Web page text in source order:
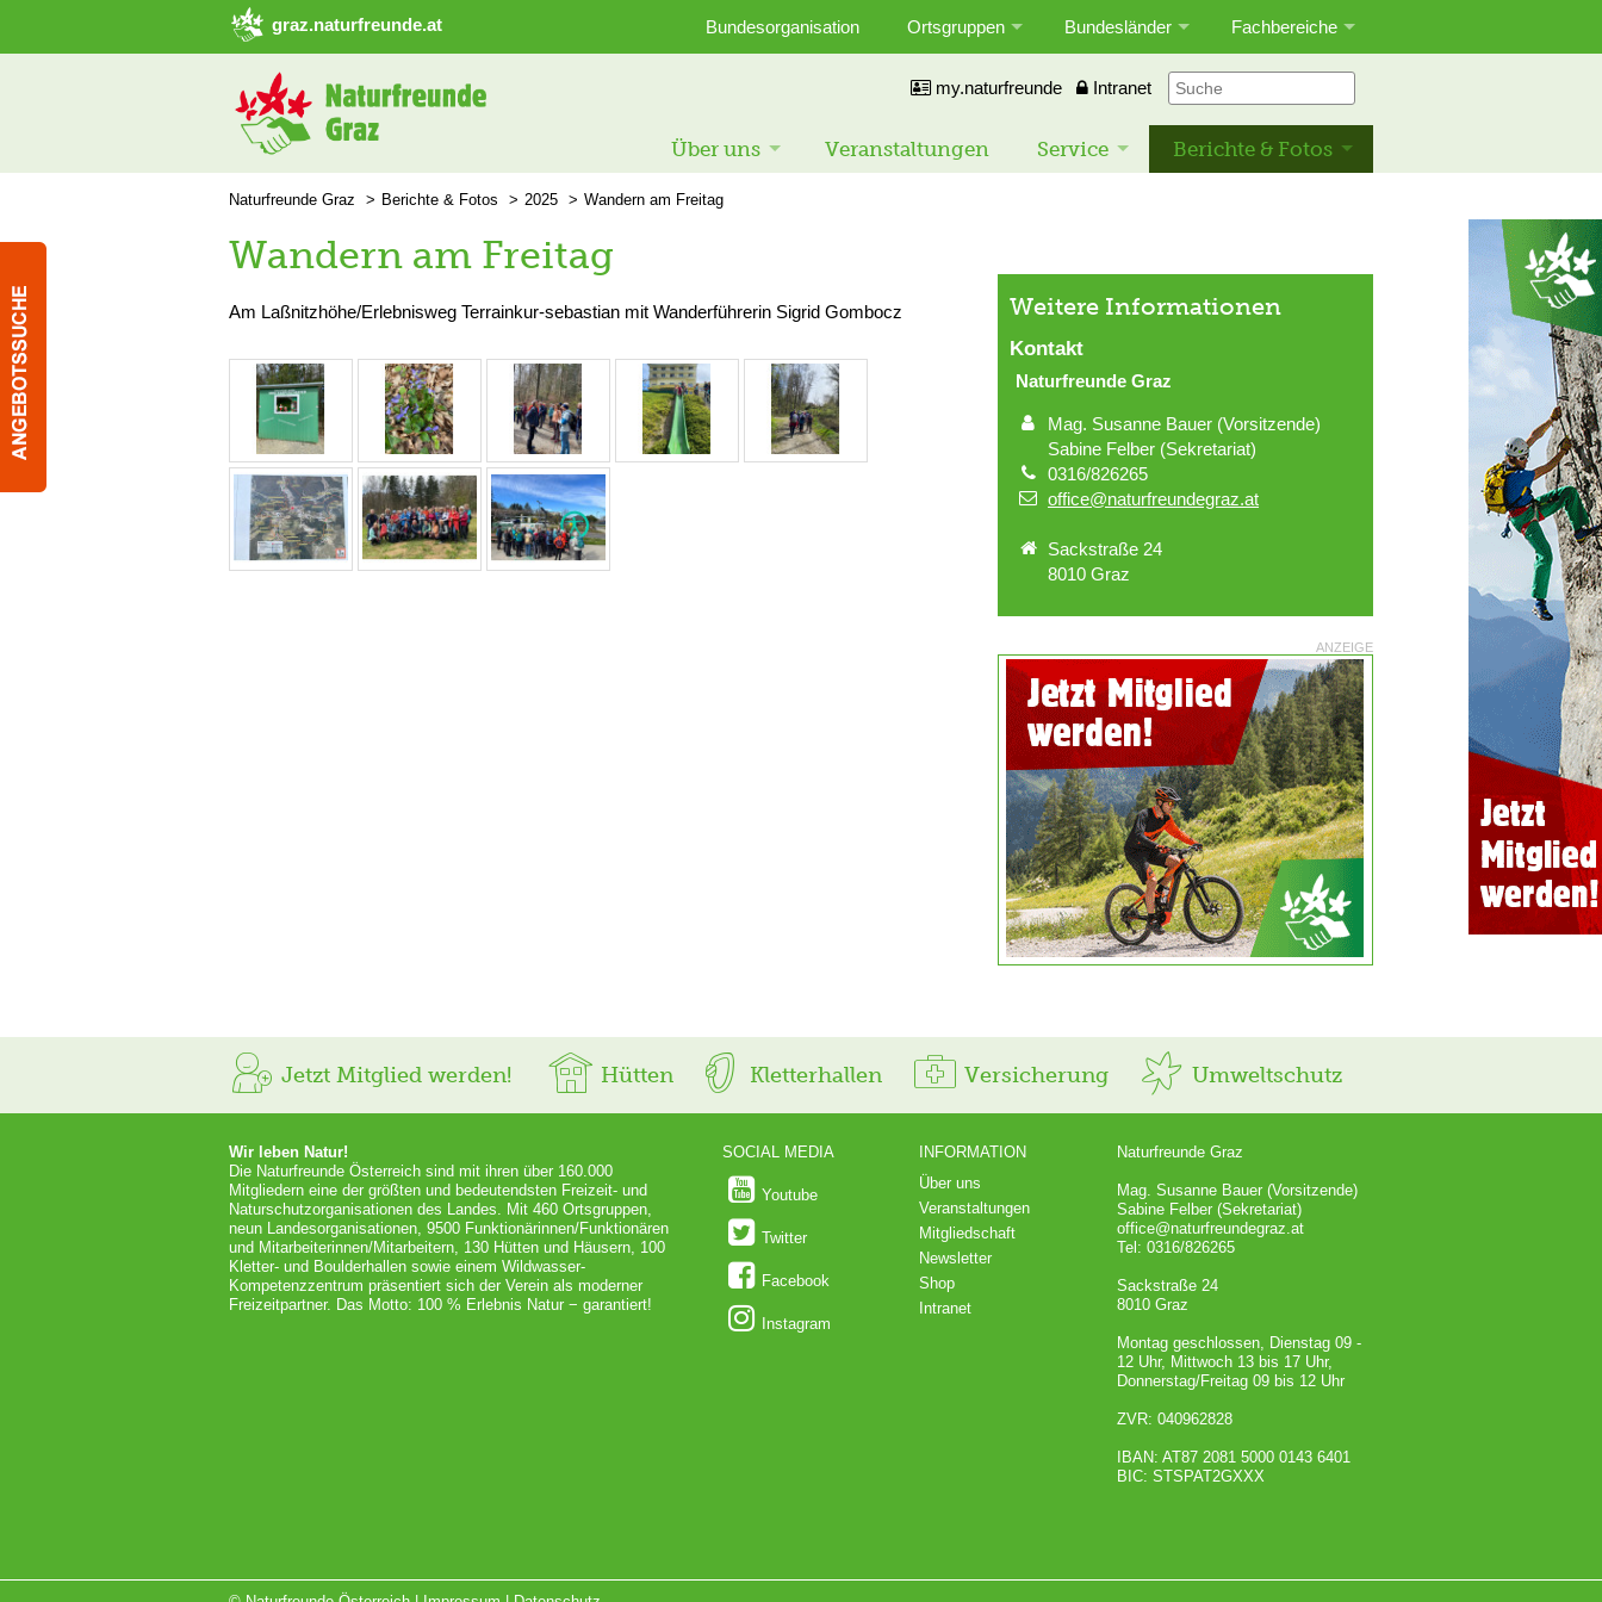
➜ Hauptregion der Seite anspringen
graz.naturfreunde.at Bundesorganisation Ortsgruppen Bundesländer Fachbereiche
my.naturfreunde Intranet
Über uns Veranstaltungen Service Berichte & Fotos
Naturfreunde Graz Berichte & Fotos 2025 Wandern am Freitag
Wandern am Freitag
Am Laßnitzhöhe/Erlebnisweg Terrainkur-sebastian mit Wanderführerin Sigrid Gombocz Weitere Informationen
Kontakt
Naturfreunde Graz
Mag. Susanne Bauer (Vorsitzende)
Sabine Felber (Sekretariat)
0316/826265
office@naturfreundegraz.at
Sackstraße 24
8010 Graz
ANZEIGE
Jetzt Mitglied werden! Hütten Kletterhallen Versicherung Umweltschutz
Wir leben Natur!
Die Naturfreunde Österreich sind mit ihren über 160.000
Mitgliedern eine der größten und bedeutendsten Freizeit- und
Naturschutzorganisationen des Landes. Mit 460 Ortsgruppen,
neun Landesorganisationen, 9500 Funktionärinnen/Funktionären
und Mitarbeiterinnen/Mitarbeitern, 130 Hütten und Häusern, 100
Kletter- und Boulderhallen sowie einem Wildwasser-
Kompetenzzentrum präsentiert sich der Verein als moderner
Freizeitpartner. Das Motto: 100 % Erlebnis Natur − garantiert!
SOCIAL MEDIA
Youtube
Twitter
Facebook
Instagram
INFORMATION
Über uns
Veranstaltungen
Mitgliedschaft
Newsletter
Shop
Intranet
Naturfreunde Graz
Mag. Susanne Bauer (Vorsitzende)
Sabine Felber (Sekretariat)
office@naturfreundegraz.at
Tel: 0316/826265
Sackstraße 24
8010 Graz
Montag geschlossen, Dienstag 09 -
12 Uhr, Mittwoch 13 bis 17 Uhr,
Donnerstag/Freitag 09 bis 12 Uhr
ZVR: 040962828
IBAN: AT87 2081 5000 0143 6401
BIC: STSPAT2GXXX